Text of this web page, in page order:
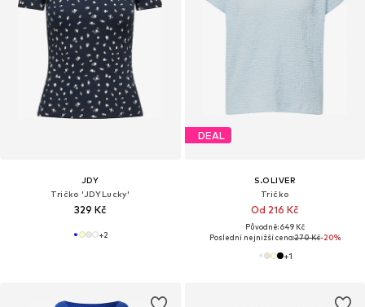
JDY
Tričko 'JDYLucky'
329 Kč
+2
DEAL
S.OLIVER
Tričko
Od 216 Kč
Původně: 649 Kč
Poslední nejnižší cena:270 Kč-20%
+1